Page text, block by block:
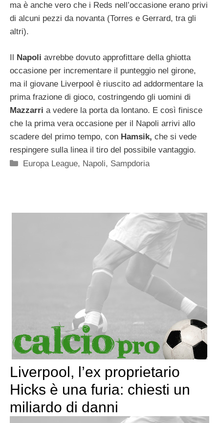
ma è anche vero che i Reds nell’occasione erano privi
di alcuni pezzi da novanta (Torres e Gerrard, tra gli
altri).
Il Napoli avrebbe dovuto approfittare della ghiotta
occasione per incrementare il punteggio nel girone,
ma il giovane Liverpool è riuscito ad addormentare la
prima frazione di gioco, costringendo gli uomini di
Mazzarri a vedere la porta da lontano. E così finisce
che la prima vera occasione per il Napoli arrivi allo
scadere del primo tempo, con Hamsik, che si vede
respingere sulla linea il tiro del possibile vantaggio.
Categorie
Europa League, Napoli, Sampdoria
Liverpool, l’ex proprietario
Hicks è una furia: chiesti un
miliardo di danni